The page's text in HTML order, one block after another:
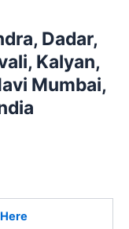
Dadar,
Kalyan,
Mumbai,